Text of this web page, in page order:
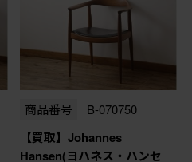
商品番号 B-070750
【買取】Johannes
Hansen(ヨハネス・ハンセ